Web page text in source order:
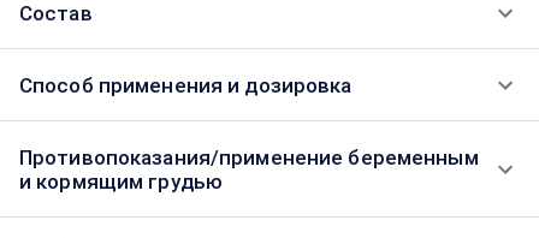
Состав
Способ применения и дозировка
Противопоказания/применение беременным
и кормящим грудью